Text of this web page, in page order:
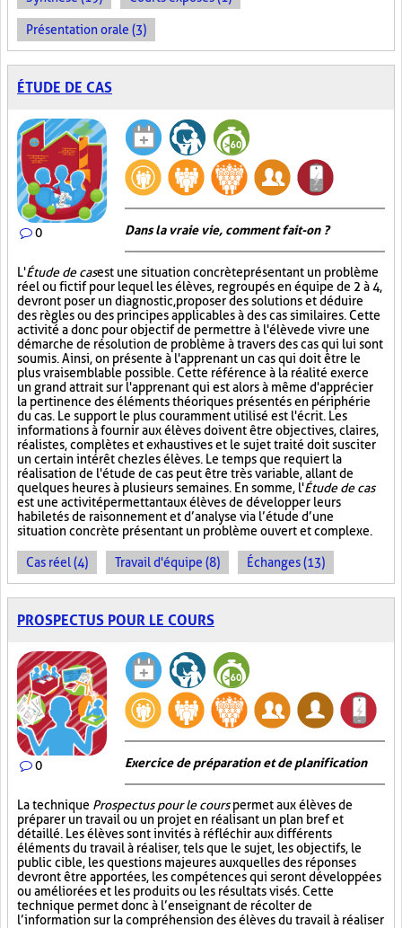
Présentation orale (3)
ÉTUDE DE CAS
0 Dans la vraie vie, comment fait-on ?
L'Étude de casest une situation concrète présentant un problème
réel ou fictif pour lequel les élèves, regroupés en équipe de 2 à 4,
devront poser un diagnostic, proposer des solutions et déduire
des règles ou des principes applicables à des cas similaires. Cette
activité a donc pour objectif de permettre à l'élève de vivre une
démarche de résolution de problème à travers des cas qui lui sont
soumis. Ainsi, on présente à l'apprenant un cas qui doit être le
plus vraisemblable possible. Cette référence à la réalité exerce
un grand attrait sur l'apprenant qui est alors à même d'apprécier
la pertinence des éléments théoriques présentés en périphérie
du cas. Le support le plus couramment utilisé est l'écrit. Les
informations à fournir aux élèves doivent être objectives, claires,
réalistes, complètes et exhaustives et le sujet traité doit susciter
un certain intérêt chez les élèves. Le temps que requiert la
réalisation de l'étude de cas peut être très variable, allant de
quelques heures à plusieurs semaines. En somme, l'Étude de cas
est une activité permettant aux élèves de développer leurs
habiletés de raisonnement et d’analyse via l’étude d’une
situation concrète présentant un problème ouvert et complexe.
Cas réel (4) Travail d'équipe (8) Échanges (13)
PROSPECTUS POUR LE COURS
0 Exercice de préparation et de planification
La technique Prospectus pour le courspermet aux élèves de
préparer un travail ou un projet en réalisant un plan bref et
détaillé. Les élèves sont invités à réfléchir aux différents
éléments du travail à réaliser, tels que le sujet, les objectifs, le
public cible, les questions majeures auxquelles des réponses
devront être apportées, les compétences qui seront développées
ou améliorées et les produits ou les résultats visés. Cette
technique permet donc à l’enseignant de récolter de
l’information sur la compréhension des élèves du travail à réaliser